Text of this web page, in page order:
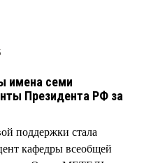
имена семи
Президента РФ за
поддержки стала
кафедры всеобщей